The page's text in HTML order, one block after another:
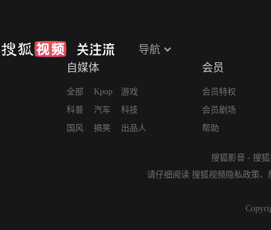
导航
自媒体
全部
科普
国风
Kpop
汽车
搞笑
游戏
科技
出品人
会员
会员特权
会员剧场
帮助
搜狐影音 - 搜
请仔细阅读 搜狐视频隐私政策、